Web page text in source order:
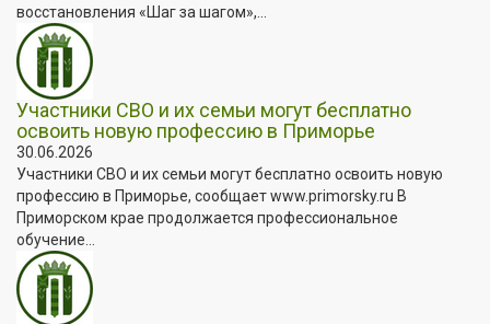
восстановления «Шаг за шагом»,...
Участники СВО и их семьи могут бесплатно
освоить новую профессию в Приморье
30.06.2026
Участники СВО и их семьи могут бесплатно освоить новую
профессию в Приморье, сообщает www.primorsky.ru В
Приморском крае продолжается профессиональное
обучение...